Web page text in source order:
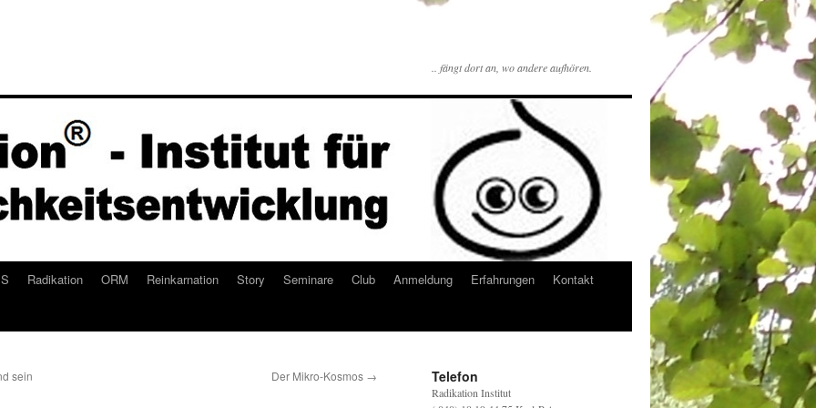
.. fängt dort an, wo andere aufhören.
Radikation ORM Reinkarnation Story Seminare Club Anmeldung Erfahrungen
Kontakt
sein Der Mikro-Kosmos → Telefon
Radikation Institut